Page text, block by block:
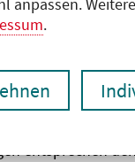
.
entsprechen